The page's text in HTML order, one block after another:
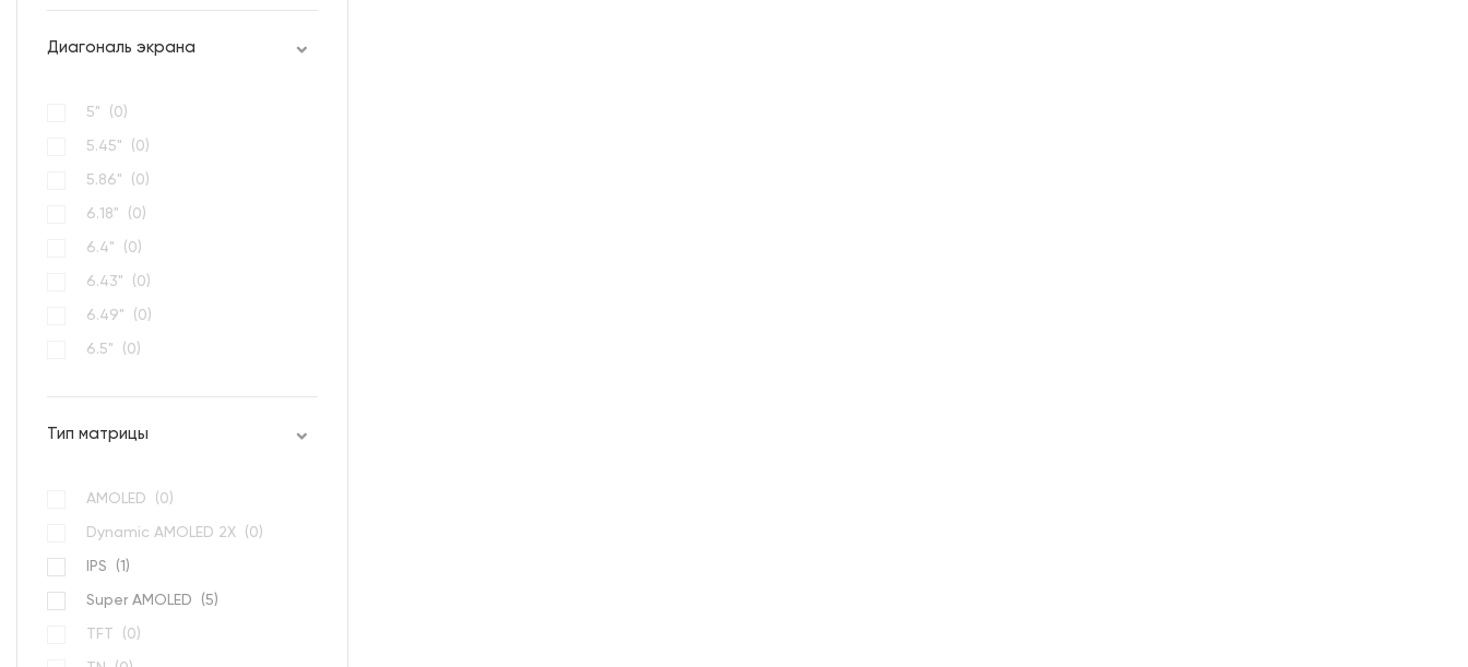
Диагональ экрана
5" (0)
5.45" (0)
5.86" (0)
6.18" (0)
6.4" (0)
6.43" (0)
6.49" (0)
6.5" (0)
Тип матрицы
AMOLED (0)
Dynamic AMOLED 2Х (0)
IPS (1 )
Super AMOLED (5)
TFT (0)